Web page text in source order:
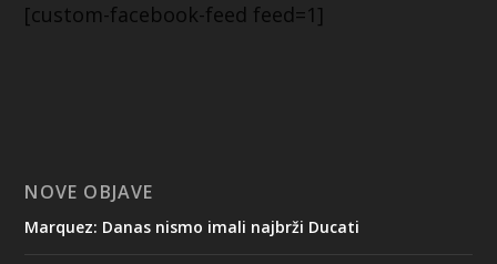
[custom-facebook-feed feed=1]
NOVE OBJAVE
Marquez: Danas nismo imali najbrži Ducati